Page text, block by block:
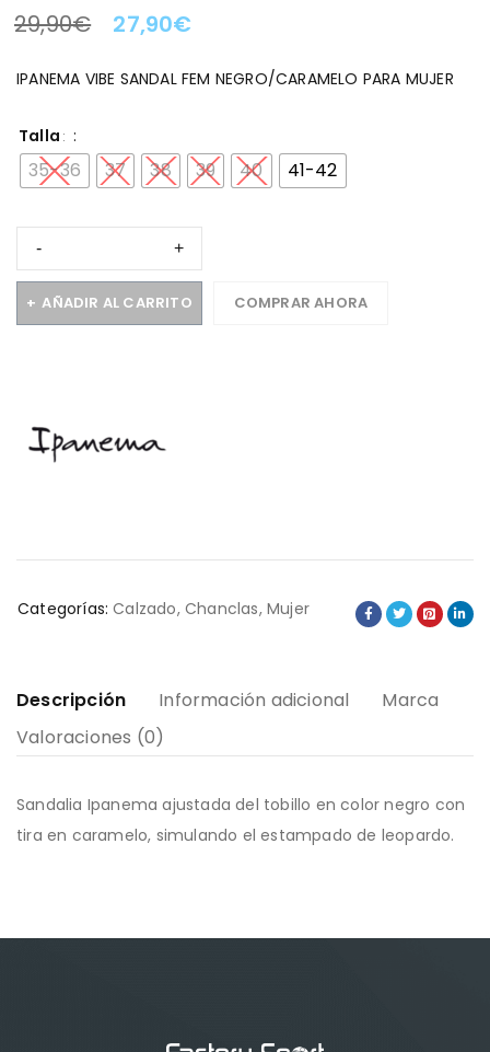
LA OFERTA TERMINA EN:
29,90€ 27,90€
IPANEMA VIBE SANDAL FEM NEGRO/CARAMELO PARA MUJER
Talla
35-36 37 38 39 40 41-42
AÑADIR AL CARRITO COMPRAR AHORA
Categorías: Calzado,Chanclas,Mujer
Descripción Información adicional
Marca
Valoraciones (0)
Sandalia Ipanema ajustada del tobillo en color negro con
tira en caramelo, simulando el estampado de leopardo.